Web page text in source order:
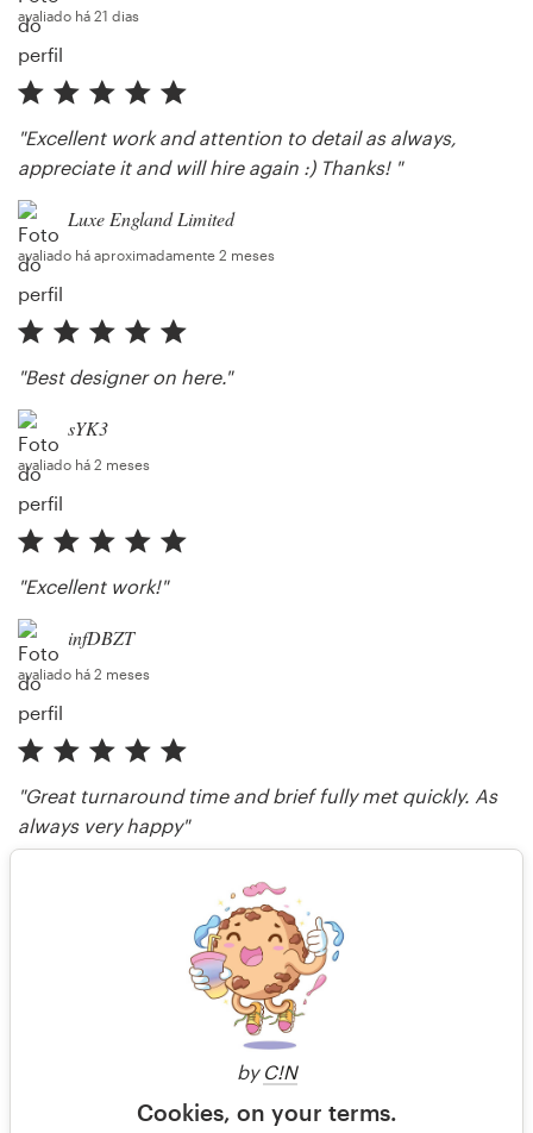
by C!N
Cookies, on your terms.
avaliado há 21 dias
"Excellent work and attention to detail as always,
appreciate it and will hire again :) Thanks! "
Luxe England Limited
avaliado há aproximadamente 2 meses
"Best designer on here."
sYK3
avaliado há 2 meses
"Excellent work!"
infDBZT
avaliado há 2 meses
"Great turnaround time and brief fully met quickly. As
always very happy"
Mais avaliações